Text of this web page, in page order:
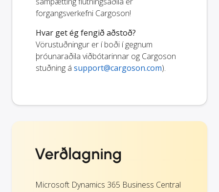
forgangsverkefni Cargoson!
Hvar get ég fengið aðstoð?
Vörustuðningur er í boði í gegnum
þróunaraðila viðbótarinnar og Cargoson
stuðning á support@cargoson.com).
Verðlagning
Microsoft Dynamics 365 Business Central